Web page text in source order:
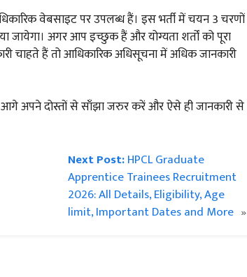
वेबसाइट पर उपलब्ध हैं। इस भर्ती में चयन 3 चरणों
जायेगा। अगर आप इच्छुक हैं और योग्यता शर्तों को पूरा
हैं तो आधिकारिक अधिसूचना में अधिक जानकारी
अपने दोस्तों से साँझा जरुर करें और ऐसे ही जानकारी से
Next Post:HPCL Graduate
Apprentice Trainees Recruitment
2026: All Details, Eligibility, Age
limit, Important Dates and More »